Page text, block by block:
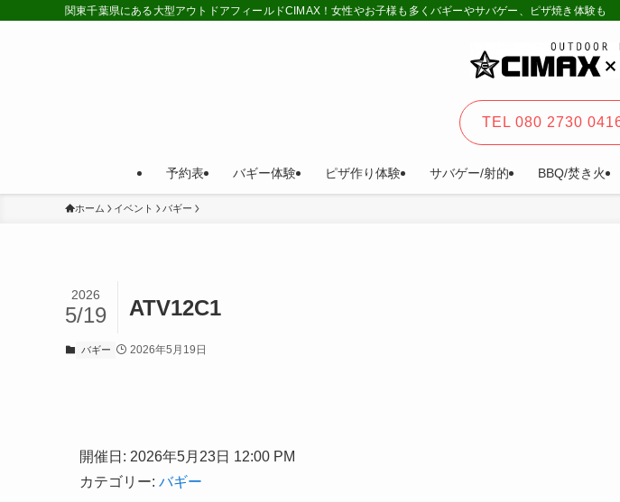
関東千葉県にある大型アウトドアフィールドCIMAX！女性やお子様も多くバギーやサバゲー、ピザ焼き体験も
予約表 バギー体験 ピザ作り体験 サバゲー/射的 BBQ/焚き火
TEL 080 2730
ホーム イベント バギー
ATV12C1
2026
5/19
バギー 2026年5月19日
開催日: 2026年5月23日 12:00 PM
カテゴリー: バギー